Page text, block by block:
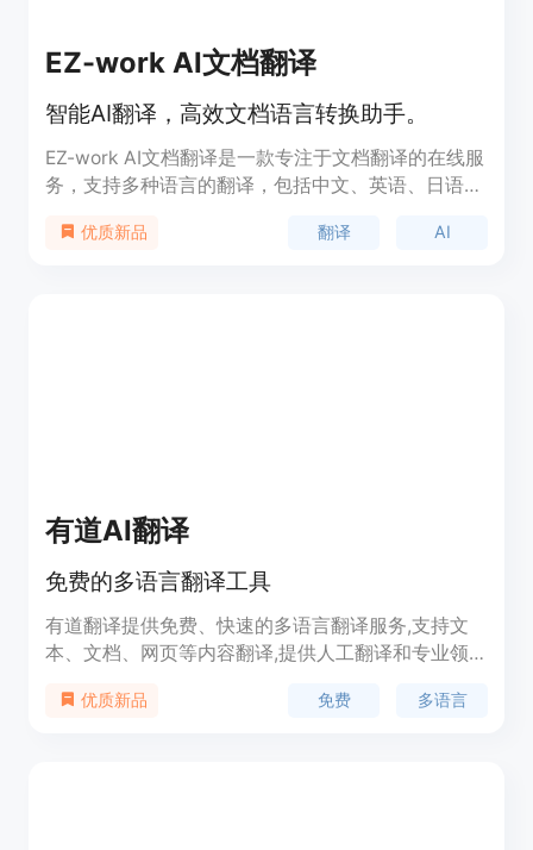
EZ-work AI文档翻译
智能AI翻译，高效文档语言转换助手。
EZ-work AI文档翻译是一款专注于文档翻译的在线服
务，支持多种语言的翻译，包括中文、英语、日语、
术，如gpt-4o-mini和deepseek-chat模型，为用户
优质新品 翻译 AI
有道AI翻译
免费的多语言翻译工具
有道翻译提供免费、快速的多语言翻译服务,支持文
本、文档、网页等内容翻译,提供人工翻译和专业领
具。优质新品 免费 多语言